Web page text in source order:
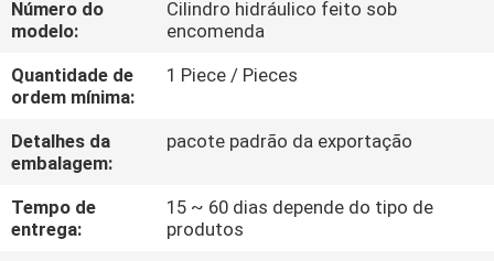
SOBRE
NÓS
VISITA
FÁBRICA
Número do
modelo:
Cilindro hidráulico feito sob
encomenda
Quantidade de
ordem mínima:
1 Piece / Pieces
Detalhes da
embalagem:
pacote padrão da exportação
Tempo de
entrega:
15 ~ 60 dias depende do tipo de
produtos